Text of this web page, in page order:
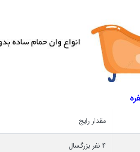
مقدار رایج
۴ نفر بزرگسال